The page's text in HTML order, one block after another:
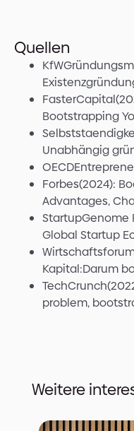
Quellen
Bootstrapping
Unabhängig
Forbes(2024):
Advantages,
StartupGenome
Global Startup
Kapital:Darum
problem,
Weitere